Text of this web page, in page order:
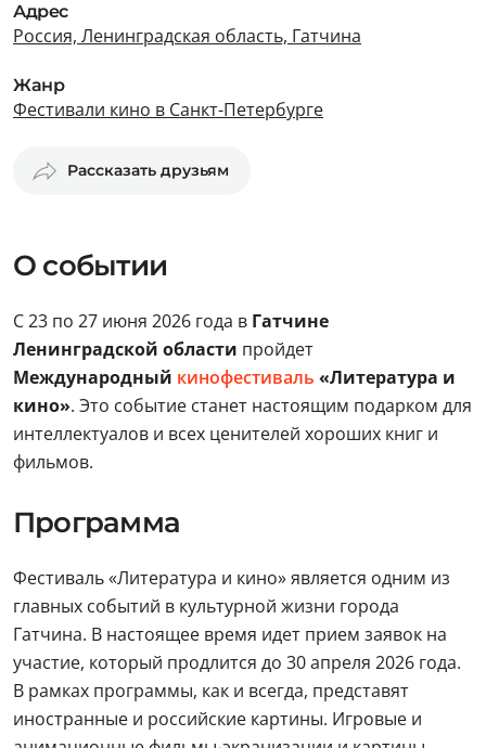
Адрес
Россия, Ленинградская область, Гатчина
Жанр
Фестивали кино в Санкт-Петербурге
Рассказать друзьям
О событии
С 23 по 27 июня 2026 года в Гатчине
Ленинградской области пройдет
Международный кинофестиваль «Литература и
кино». Это событие станет настоящим подарком для
интеллектуалов и всех ценителей хороших книг и
фильмов.
Программа
Фестиваль «Литература и кино» является одним из
главных событий в культурной жизни города
Гатчина. В настоящее время идет прием заявок на
участие, который продлится до 30 апреля 2026 года.
В рамках программы, как и всегда, представят
иностранные и российские картины. Игровые и